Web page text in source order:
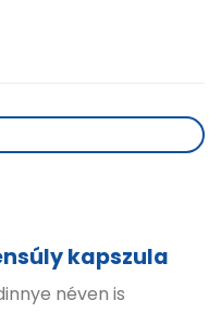
kapszula
néven is